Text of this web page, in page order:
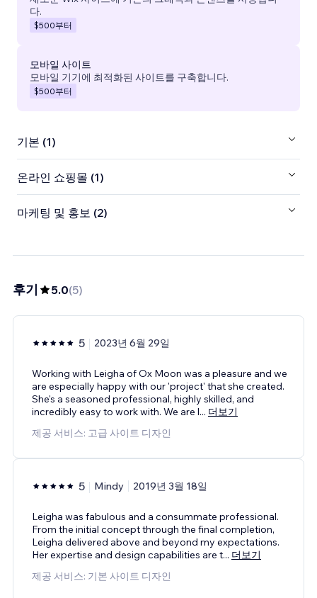
다.
$500부터
모바일 사이트
모바일 기기에 최적화된 사이트를 구축합니다.
$500부터
기본 (1)
온라인 쇼핑몰 (1)
마케팅 및 홍보 (2)
후기 5.0(5)
5 2023년 6월 29일
Working with Leigha of Ox Moon was a pleasure and we
are especially happy with our 'project' that she created.
She's a seasoned professional, highly skilled, and
incredibly easy to work with. We are l... 더보기
제공 서비스: 고급 사이트 디자인
5 Mindy 2019년 3월 18일
Leigha was fabulous and a consummate professional.
From the initial concept through the final completion,
Leigha delivered above and beyond my expectations.
Her expertise and design capabilities are t... 더보기
제공 서비스: 기본 사이트 디자인